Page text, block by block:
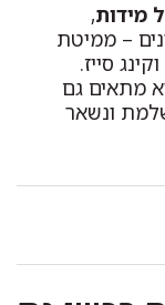
מידות,
– ממיטת
סייז.
מתאים גם
ונשאר